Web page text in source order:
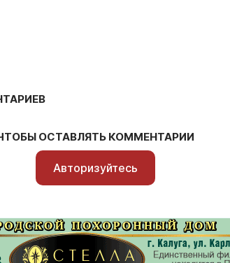
ОСТАВЛЯТЬ КОММЕНТАРИИ
Авторизуйтесь